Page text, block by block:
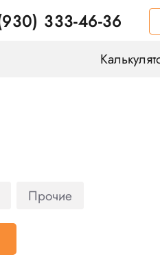
333-46-36
Прочие